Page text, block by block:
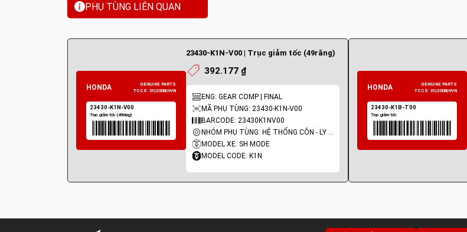
PHỤ TÙNG LIÊN QUAN
23430-K1N-V00 | Trục giảm tốc (49răng)
392.177 ₫
ENG: GEAR COMP | FINAL
MÃ PHỤ TÙNG: 23430-K1N-V00
BARCODE: 23430K1NV00
NHÓM PHỤ TÙNG: HỆ THỐNG CÔN - LY HỢP - TRỤC SỐ - BÁNH RĂNG
MODEL XE: SH MODE
MODEL CODE: K1N